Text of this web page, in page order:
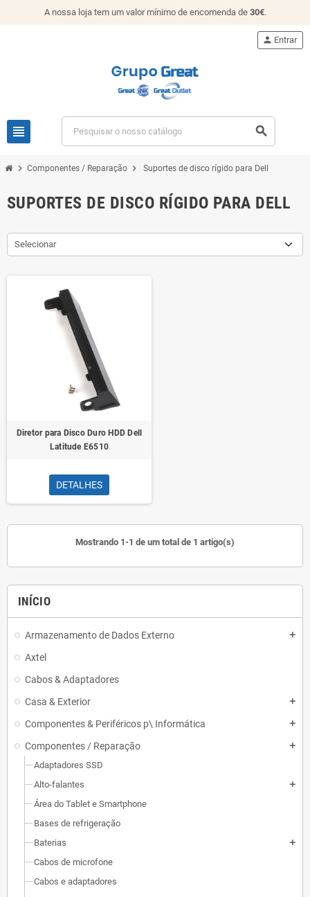
A nossa loja tem um valor mínimo de encomenda de 30€.
view_headline search
person Entrar
chevron_right Componentes / Reparação chevron_right Suportes de disco rígido para Dell
INÍCIO
Armazenamento de Dados Externo add
Axtel
Cabos & Adaptadores
Casa & Exterior
add
Componentes & Periféricos p\ Informática add
Componentes / Reparação add
Adaptadores SSD
Alto-falantes
add
Área do Tablet e Smartphone
Bases de refrigeração
Baterias
add
Cabos de microfone
Cabos e adaptadores
SUPORTES DE DISCO RÍGIDO PARA DELL
Selecionar
Diretor para Disco Duro HDD Dell
Latitude E6510
DETALHES
Mostrando 1-1 de um total de 1 artigo(s)